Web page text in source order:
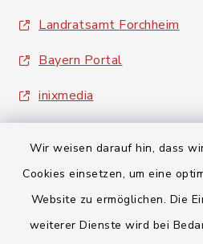
Wir weisen darauf hin, dass
Cookies einsetzen, um eine
Website zu ermöglichen. Die
weiterer Dienste wird bei
Landratsamt Forchheim
Bayern Portal
inixmedia